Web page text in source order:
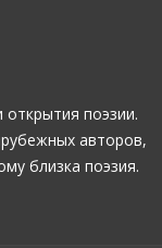
поэзии.
авторов,
близка поэзия.